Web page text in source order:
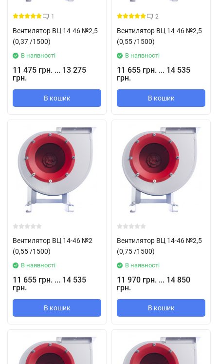
1
Вентилятор ВЦ 14-46 №2,5
(0,37 /1500)
В наявності
11 475 грн. ... 13 275
грн.
В кошик
2
Вентилятор ВЦ 14-46 №2,5
(0,55 /1500)
В наявності
11 655 грн. ... 14 535
грн.
В кошик
Вентилятор ВЦ 14-46 №2
(0,55 /1500)
В наявності
11 655 грн. ... 14 535
грн.
В кошик
Вентилятор ВЦ 14-46 №2,5
(0,75 /1500)
В наявності
11 970 грн. ... 14 850
грн.
В кошик